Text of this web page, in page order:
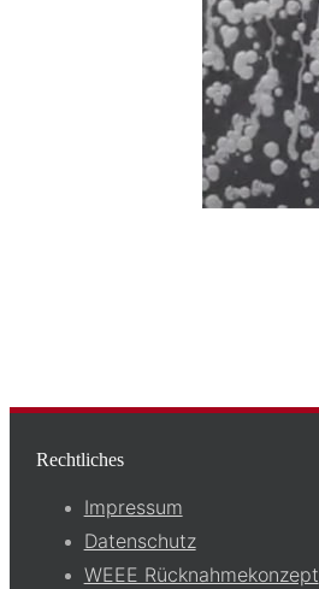
Rechtliches
Impressum
Datenschutz
WEEE Rücknahmekonzept